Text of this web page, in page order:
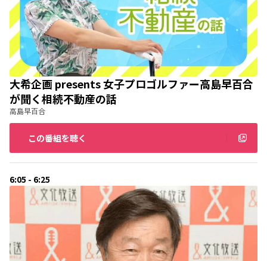
大希企画 presents 女子プロゴルファー高島早百合
が聞く相続不動産の話
高島早百合
この番組を聴く
6:05 - 6:25